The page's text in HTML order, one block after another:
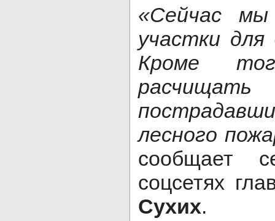
«Сейчас
участки для
Кроме
лесного
сообщает
соцсетях
Сухих.